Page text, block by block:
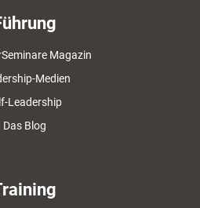
Magazin
Medien
Leadership
Das Blog